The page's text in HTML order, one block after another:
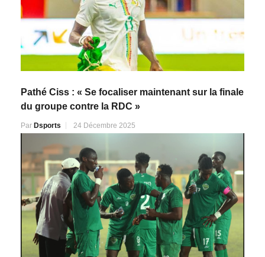
Pathé Ciss : « Se focaliser maintenant sur la finale
du groupe contre la RDC »
Par Dsports 24 Décembre 2025